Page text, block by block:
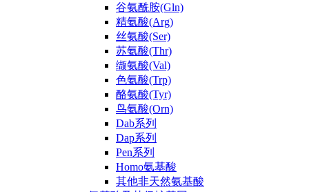
谷氨酰胺(Gln)
精氨酸(Arg)
丝氨酸(Ser)
苏氨酸(Thr)
缬氨酸(Val)
色氨酸(Trp)
酪氨酸(Tyr)
鸟氨酸(Orn)
Dab系列
Dap系列
Pen系列
Homo氨基酸
其他非天然氨基酸